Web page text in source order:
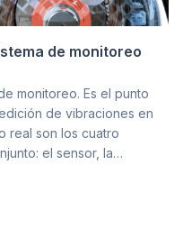
de monitoreo
monitoreo. Es el punto
de vibraciones en
real son los cuatro
el sensor, la
y el proceso de